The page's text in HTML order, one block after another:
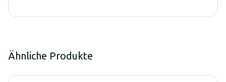
Ähnliche Produkte